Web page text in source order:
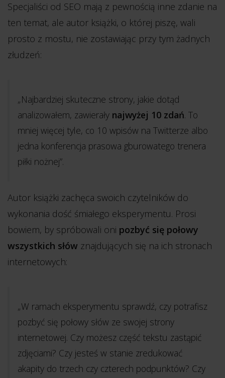
Specjaliści od SEO mają z pewnością inne zdanie na
ten temat, ale autor książki, o której piszę, wali
prosto z mostu, nie zostawiając przy tym żadnych
złudzeń:
„Najbardziej skuteczne strony, jakie dotąd
analizowałem, zawierały najwyżej 10 zdań. To
mniej więcej tyle, co 10 wpisów na Twitterze albo
jedna konferencja prasowa gburowatego trenera
piłki nożnej”.
Autor książki zachęca swoich czytelników do
wykonania dość śmiałego eksperymentu. Prosi
bowiem, by spróbowali oni pozbyć się połowy
wszystkich słów znajdujących się na ich stronach
internetowych:
„W ramach eksperymentu sprawdź, czy potrafisz
pozbyć się połowy słów ze swojej strony
internetowej. Czy możesz część tekstu zastąpić
zdjęciami? Czy jesteś w stanie zredukować
akapity do trzech czy czterech podpunktów? Czy